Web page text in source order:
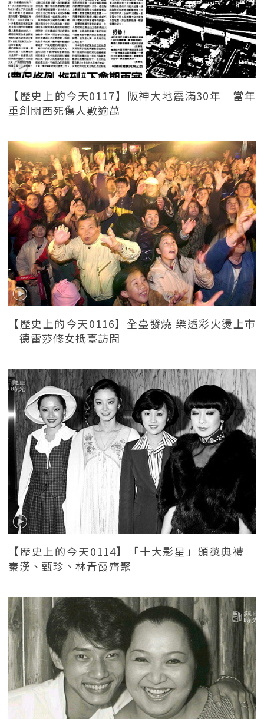
【歷史上的今天0117】阪神大地震滿30年 當年
重創關西死傷人數逾萬
【歷史上的今天0116】全臺發燒 樂透彩火燙上市
｜德雷莎修女抵臺訪問
【歷史上的今天0114】「十大影星」頒獎典禮
秦漢、甄珍、林青霞齊聚